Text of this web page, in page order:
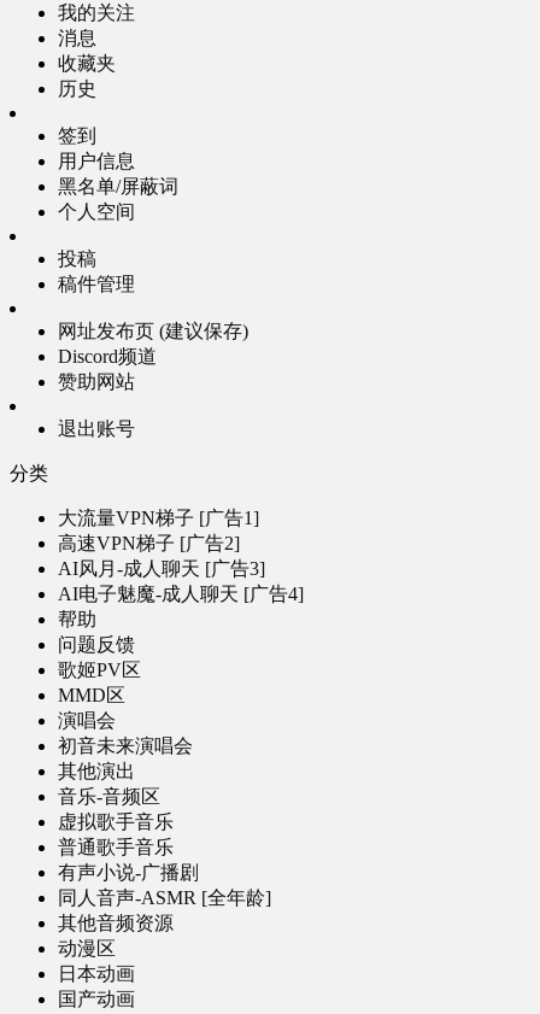
我的关注
消息
收藏夹
历史
签到
用户信息
黑名单/屏蔽词
个人空间
投稿
稿件管理
网址发布页 (建议保存)
Discord频道
赞助网站
退出账号
分类
大流量VPN梯子 [广告1]
高速VPN梯子 [广告2]
AI风月-成人聊天 [广告3]
AI电子魅魔-成人聊天 [广告4]
帮助
问题反馈
歌姬PV区
MMD区
演唱会
初音未来演唱会
其他演出
音乐-音频区
虚拟歌手音乐
普通歌手音乐
有声小说-广播剧
同人音声-ASMR [全年龄]
其他音频资源
动漫区
日本动画
国产动画